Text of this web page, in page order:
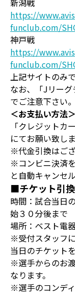
新潟戦
https://
funclub.com/
神戸戦
https://
funclub.com/
上記サイトのみ
なお、「Jリー
でご注意下さい。
＜お支払い方法＞
「クレジットカ
にてお願い致しま
※代金引換はござ
※コンビニ決済
と自動キャンセ
■チケット引
時間：試合当日
始３０分後まで
場所：ベスト電
※受付スタッフ
当日のチケット
※選手からのお
なります。
※選手のコンデ